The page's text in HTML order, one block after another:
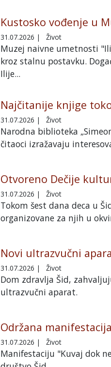
Kustosko vođenje u
31.07.2026 | Život
Muzej naivne umetnosti
kroz stalnu postavku.
Ilije...
Najčitanije knjige
31.07.2026 | Život
Narodna biblioteka
čitaoci izražavaju
Otvoreno Dečije
31.07.2026 | Život
Tokom šest dana deca u
organizovane za njih u
Novi ultrazvučni
31.07.2026 | Život
Dom zdravlja Šid,
ultrazvučni aparat.
Održana
31.07.2026 | Život
Manifestaciju "Kuvaj dok